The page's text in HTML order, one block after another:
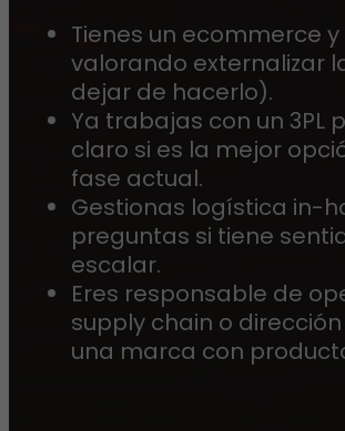
Tienes un ecommerce
valorando externalizar
dejar de hacerlo).
Ya trabajas con un 3PL
claro si es la mejor
fase actual.
Gestionas logística in-
preguntas si tiene
escalar.
Eres responsable de
supply chain o
una marca con